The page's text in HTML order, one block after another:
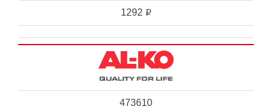
1292 i
473610